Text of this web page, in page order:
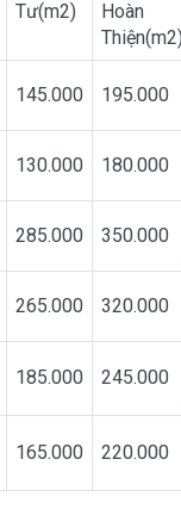
Tư(m2)
Hoàn
145.000 195.000
130.000 180.000
285.000 350.000
265.000 320.000
185.000 245.000
165.000 220.000